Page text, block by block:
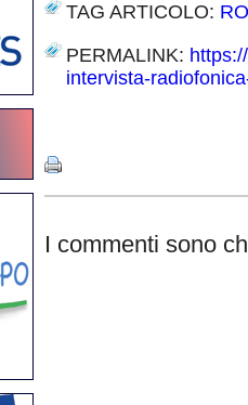
TAG ARTICOLO:
PERMALINK:
intervista-
I commenti sono